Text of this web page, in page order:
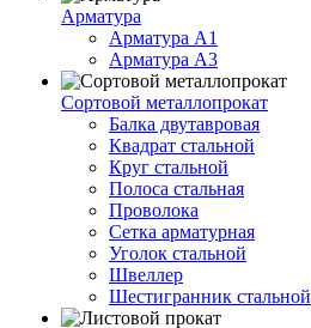
Арматура
Арматура A1
Арматура А3
Сортовой металлопрокат
Балка двутавровая
Квадрат стальной
Круг стальной
Полоса стальная
Проволока
Сетка арматурная
Уголок стальной
Швеллер
Шестигранник стальной